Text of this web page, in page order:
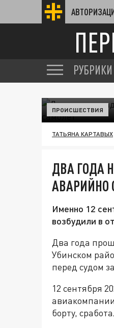
РУБРИКИ
ПРОИСШЕСТВИЯ
ТАТЬЯНА КАРТАВЫХ
ДВА ГОДА
АВАРИЙНО
Именно 12
возбудили в
Два года
Убинском
перед судом
12 сентября
борту,